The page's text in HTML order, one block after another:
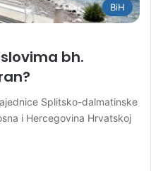
BiH
bh.
Splitsko-dalmatinske
i Hercegovina Hrvatskoj